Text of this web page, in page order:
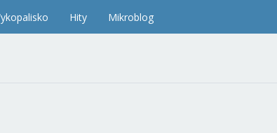
Hity Mikroblog